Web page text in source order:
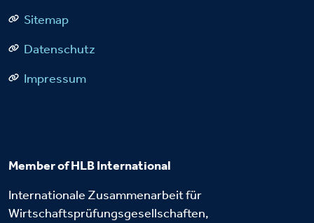
Sitemap
Datenschutz
Impressum
Member of HLB International
Internationale Zusammenarbeit für
Wirtschaftsprüfungsgesellschaften,